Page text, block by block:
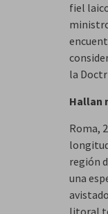
fiel
la
Hallan
Roma,
región
una